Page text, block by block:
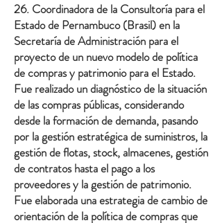
26. Coordinadora de la Consultoría para el
Estado de Pernambuco (Brasil) en la
Secretaría de Administración para el
proyecto de un nuevo modelo de política
de compras y patrimonio para el Estado.
Fue realizado un diagnóstico de la situación
de las compras públicas, considerando
desde la formación de demanda, pasando
por la gestión estratégica de suministros, la
gestión de flotas, stock, almacenes, gestión
de contratos hasta el pago a los
proveedores y la gestión de patrimonio.
Fue elaborada una estrategia de cambio de
orientación de la política de compras que